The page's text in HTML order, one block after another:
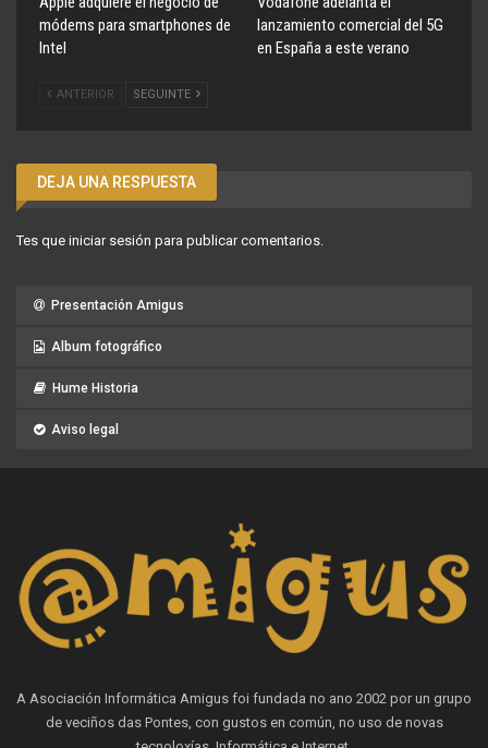
módems para smartphones de
Intel
lanzamiento comercial del 5G
en España a este verano
ANTERIOR SEGUINTE
DEJA UNA RESPUESTA
Tes que iniciar sesión para publicar comentarios.
Presentación Amigus
Album fotográfico
Hume Historia
Aviso legal
A Asociación Informática Amigus foi fundada no ano 2002 por un grupo
de veciños das Pontes, con gustos en común, no uso de novas